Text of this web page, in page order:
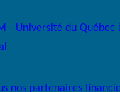
nos partenaires